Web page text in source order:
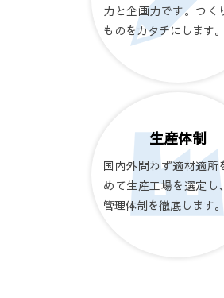
力と企画力です。つく
ものをカタチにします。
生産体制
国内外問わず適材適所
めて生産工場を選定し
管理体制を徹底します。